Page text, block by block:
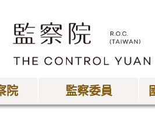
院 監察委員